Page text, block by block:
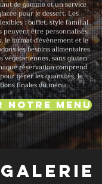
de gamme et un service
pour le dessert. Les
: buffet, style familial
peuvent être personnalisés
le format d'événement et le
les besoins alimentaires
végétariennes, sans gluten
réservation comprend
gérer les quantités, le
finales du menu.
notre menu